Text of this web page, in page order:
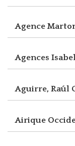
Agence
Agences
Aguirre, Raúl
Airique